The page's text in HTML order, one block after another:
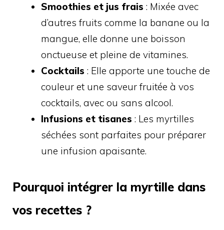
Smoothies et jus frais : Mixée avec
d’autres fruits comme la banane ou la
mangue, elle donne une boisson
onctueuse et pleine de vitamines.
Cocktails : Elle apporte une touche de
couleur et une saveur fruitée à vos
cocktails, avec ou sans alcool.
Infusions et tisanes : Les myrtilles
séchées sont parfaites pour préparer
une infusion apaisante.
Pourquoi intégrer la myrtille dans
vos recettes ?